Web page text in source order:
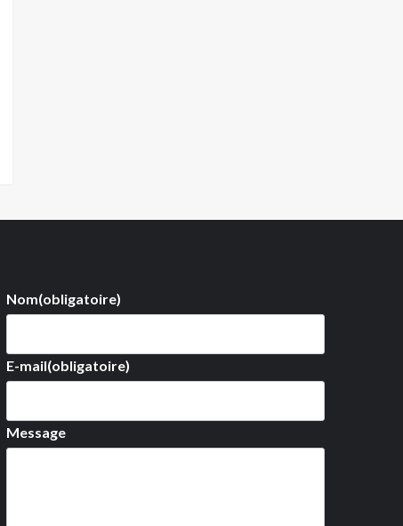
Nom(obligatoire)
E-mail(obligatoire)
Message